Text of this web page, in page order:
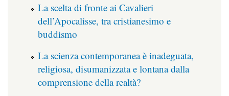
La scelta di fronte ai Cavalieri
dell’Apocalisse, tra cristianesimo e
buddismo
La scienza contemporanea è inadeguata,
religiosa, disumanizzata e lontana dalla
comprensione della realtà?